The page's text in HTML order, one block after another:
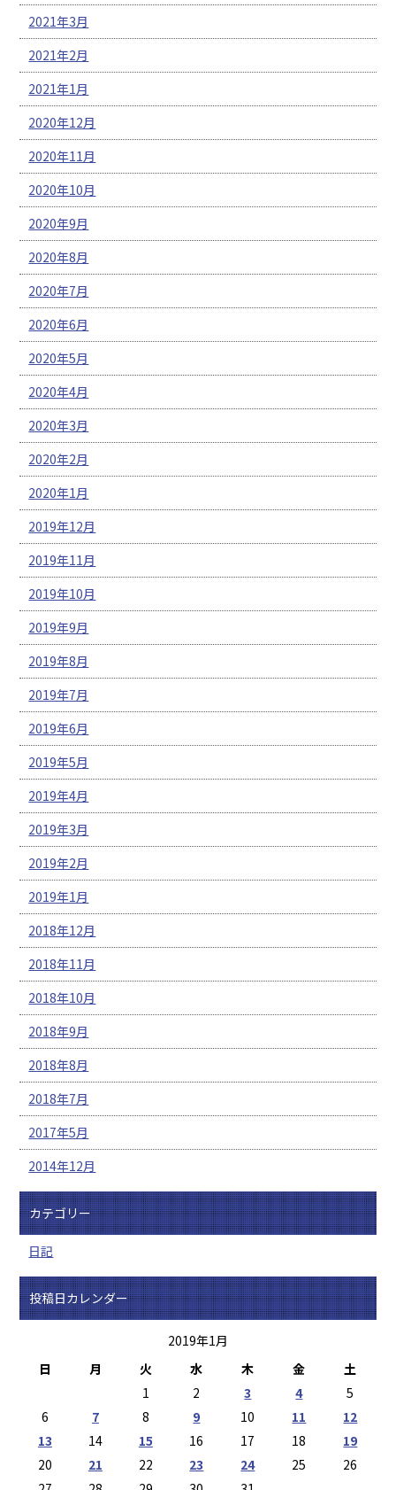
2021年3月
2021年2月
2021年1月
2020年12月
2020年11月
2020年10月
2020年9月
2020年8月
2020年7月
2020年6月
2020年5月
2020年4月
2020年3月
2020年2月
2020年1月
2019年12月
2019年11月
2019年10月
2019年9月
2019年8月
2019年7月
2019年6月
2019年5月
2019年4月
2019年3月
2019年2月
2019年1月
2018年12月
2018年11月
2018年10月
2018年9月
2018年8月
2018年7月
2017年5月
2014年12月
カテゴリー
日記
投稿日カレンダー
2019年1月
日
月 火 水 木 金
土
1
2 3 4
5
6
7 8 9 10 11
12
13
14 15 16 17 18
19
20
21 22 23 24 25
26